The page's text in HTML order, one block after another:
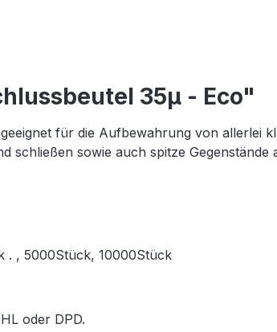
35μ - Eco"
für die Aufbewahrung von allerlei
schließen sowie auch spitze Gegenstände
. , 5000Stück, 10000Stück
oder DPD.